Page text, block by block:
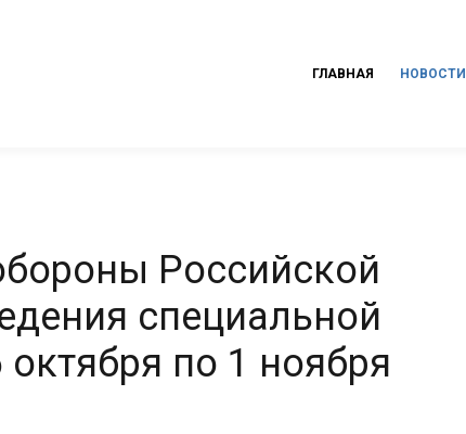
ГЛАВНАЯ НОВОСТИ
Российской
специальной
по 1 ноября